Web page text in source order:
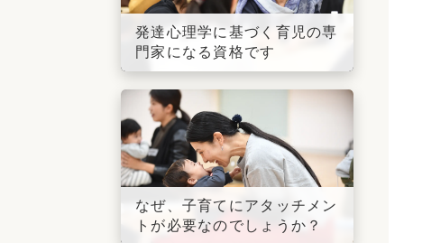
発達心理学に基づく育児の専
門家になる資格です
なぜ、子育てにアタッチメン
トが必要なのでしょうか？